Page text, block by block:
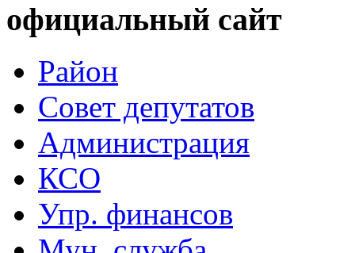
официальный сайт
Район
Совет депутатов
Администрация
КСО
Упр. финансов